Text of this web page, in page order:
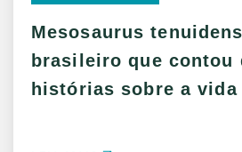
Mesosaurus
brasileiro que contou
histórias sobre a vida